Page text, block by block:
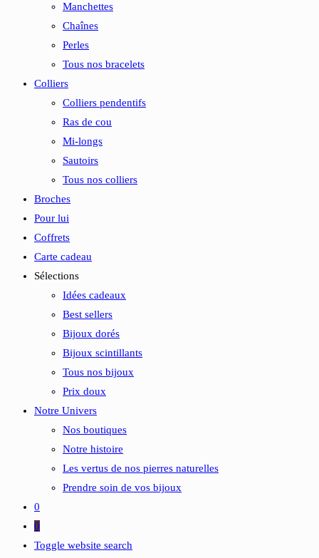
Manchettes
Chaînes
Perles
Tous nos bracelets
Colliers
Colliers pendentifs
Ras de cou
Mi-longs
Sautoirs
Tous nos colliers
Broches
Pour lui
Coffrets
Carte cadeau
Sélections
Idées cadeaux
Best sellers
Bijoux dorés
Bijoux scintillants
Tous nos bijoux
Prix doux
Notre Univers
Nos boutiques
Notre histoire
Les vertus de nos pierres naturelles
Prendre soin de vos bijoux
0
0
Toggle website search